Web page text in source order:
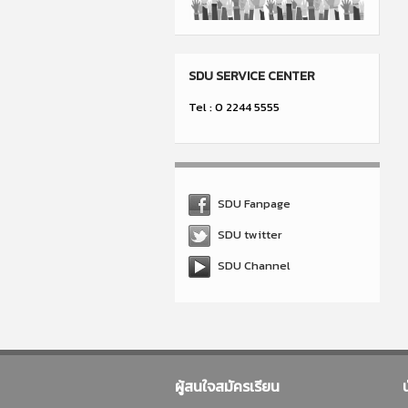
SDU SERVICE CENTER
Tel : 0 2244 5555
SDU Fanpage
SDU twitter
SDU Channel
ผู้สนใจสมัครเรียน